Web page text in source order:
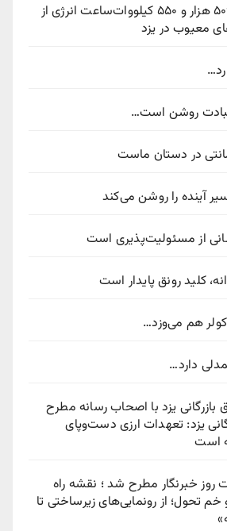
احصا دو میلیون و ۵۰۹ هزار و ۵۵۰ کیلووات‌ساعت انرژی از
معیوب در یزد
روشن است…
در دستان ماست
آینده را روشن می‌کند
از مسئولیت‌پذیری است
کلید رونق پایدار است
کولر هم می‌وزد…
دارد…
یزد با اصحاب رسانه مطرح
یزد: تعهدات ارزی دست‌وپای
است
روز خبرنگار مطرح شد ؛ نقشه راه
خم تحول؛ از رونمایی‌های زیرساختی تا